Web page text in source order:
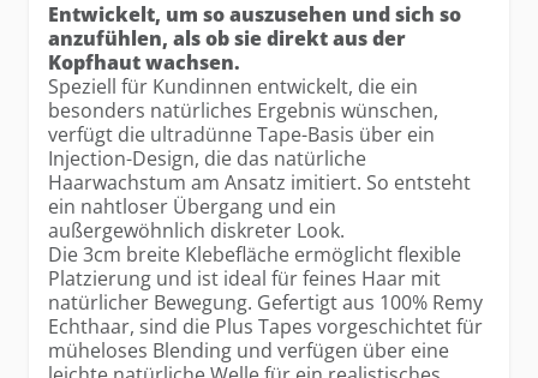
Entwickelt, um so auszusehen und sich so
anzufühlen, als ob sie direkt aus der
Kopfhaut wachsen.
Speziell für Kundinnen entwickelt, die ein
besonders natürliches Ergebnis wünschen,
verfügt die ultradünne Tape-Basis über ein
Injection-Design, die das natürliche
Haarwachstum am Ansatz imitiert. So entsteht
ein nahtloser Übergang und ein
außergewöhnlich diskreter Look.
Die 3cm breite Klebefläche ermöglicht flexible
Platzierung und ist ideal für feines Haar mit
natürlicher Bewegung. Gefertigt aus 100% Remy
Echthaar, sind die Plus Tapes vorgeschichtet für
müheloses Blending und verfügen über eine